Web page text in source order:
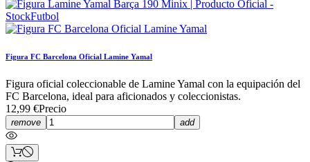
Figura FC Barcelona Oficial Lamine Yamal
Figura oficial coleccionable de Lamine Yamal con la equipación del
FC Barcelona, ideal para aficionados y coleccionistas.
12,99 €Precio
remove add